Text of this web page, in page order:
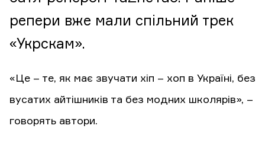
репери вже мали спільний трек
«Укрскам».
«Це – те, як має звучати хіп – хоп в Україні, без
вусатих айтішників та без модних школярів», –
говорять автори.